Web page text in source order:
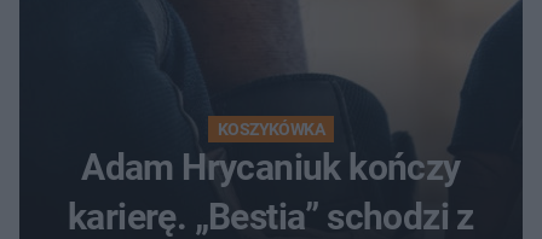
KOSZYKÓWKA
Adam Hrycaniuk kończy
karierę. „Bestia” schodzi z